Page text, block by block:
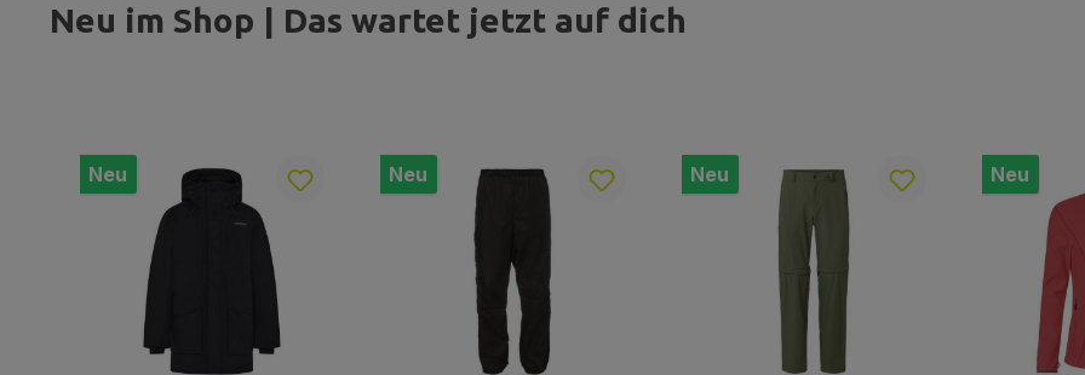
Neu im Shop | Das wartet jetzt auf dich
Produktgalerie überspringen
Neu
Neu Neu Neu